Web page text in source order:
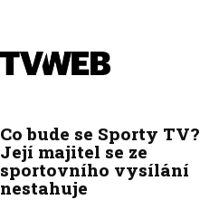
Co bude se Sporty TV?
Její majitel se ze
sportovního vysílání
nestahuje